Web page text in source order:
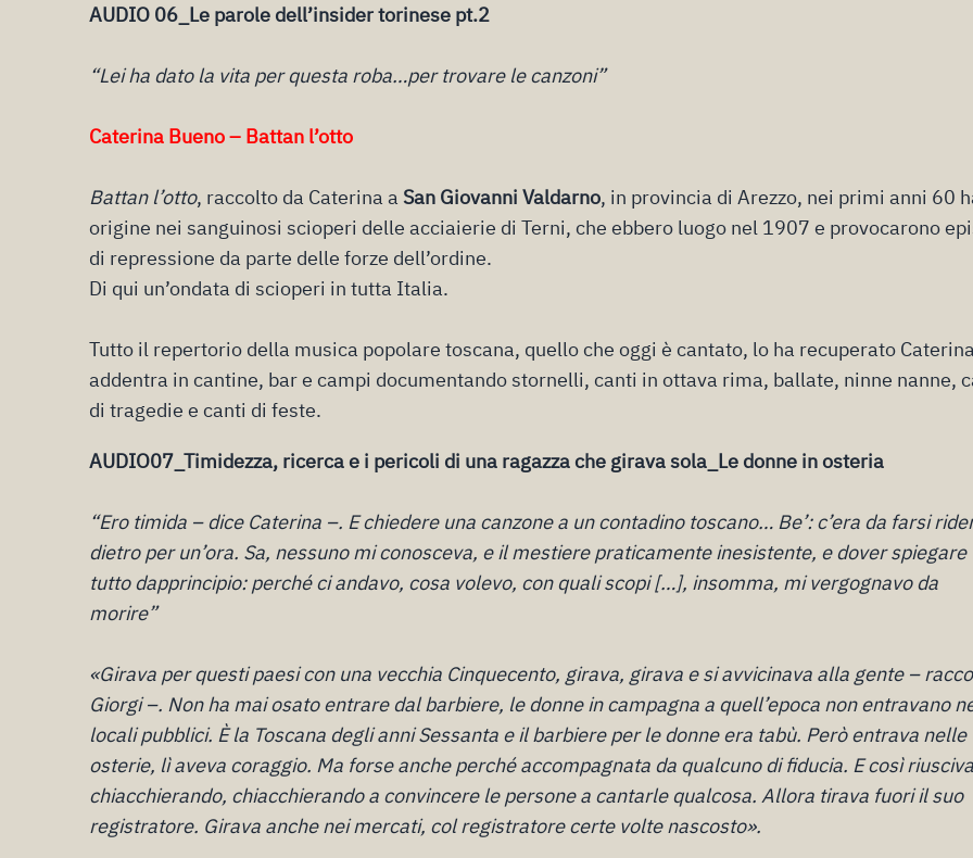
AUDIO 06_Le parole dell’insider torinese pt.2
“Lei ha dato la vita per questa roba…per trovare le canzoni”
Caterina Bueno – Battan l’otto
Battan l’otto, raccolto da Caterina aSan Giovanni Valdarno, in provincia di Arezzo, nei primi anni 60
origine nei sanguinosi scioperi delle acciaierie di Terni, che ebbero luogo nel 1907 e provocarono
di repressione da parte delle forze dell’ordine.
Di qui un’ondata di scioperi in tutta Italia.
Tutto il repertorio della musica popolare toscana, quello che oggi è cantato, lo ha recuperato
addentra in cantine, bar e campi documentando stornelli, canti in ottava rima, ballate, ninne nanne,
di tragedie e canti di feste.
AUDIO07_Timidezza, ricerca e i pericoli di una ragazza che girava sola_Le donne in osteria
“Ero timida – dice Caterina –. E chiedere una canzone a un contadino toscano… Be’: c’era da farsi
dietro per un’ora. Sa, nessuno mi conosceva, e il mestiere praticamente inesistente, e dover spiegare
tutto dapprincipio: perché ci andavo, cosa volevo, con quali scopi […], insomma, mi vergognavo da
morire”
«Girava per questi paesi con una vecchia Cinquecento, girava, girava e si avvicinava alla gente –
Giorgi –. Non ha mai osato entrare dal barbiere, le donne in campagna a quell’epoca non entravano
locali pubblici. È la Toscana degli anni Sessanta e il barbiere per le donne era tabù. Però entrava nelle
osterie, lì aveva coraggio. Ma forse anche perché accompagnata da qualcuno di fiducia. E così
chiacchierando, chiacchierando a convincere le persone a cantarle qualcosa. Allora tirava fuori il suo
registratore. Girava anche nei mercati, col registratore certe volte nascosto».